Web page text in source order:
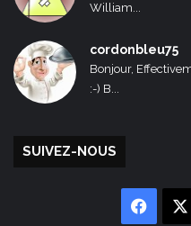
William...
cordonbleu75
Bonjour,
:-) B...
SUIVEZ-NOUS